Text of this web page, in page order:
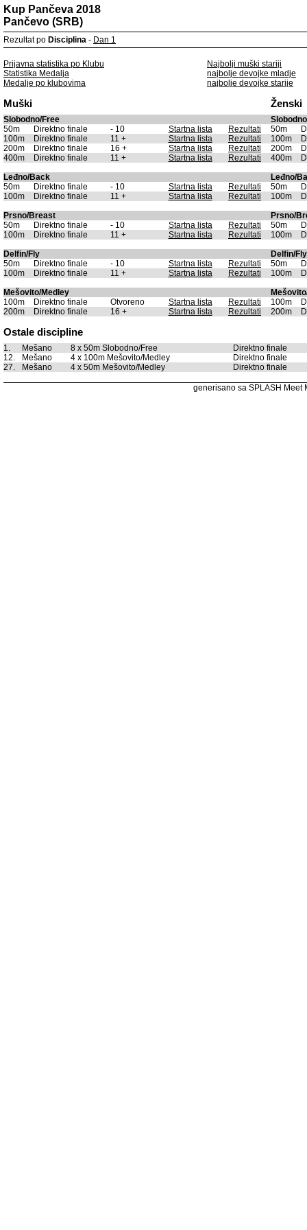
Kup Pančeva 2018
Pančevo (SRB)
Rezultat po Disciplina - Dan 1
Prijavna statistika po Klubu
Najbolji muški stariji
Statistika Medalja
najbolje devojke mladje
Medalje po klubovima
najbolje devojke starije
Muški Ženski
Slobodno/Free
50m
Direktno finale - 10 Startna lista Rezultati 50m
100m
Direktno finale 11 + Startna lista Rezultati 100m
200m
Direktno finale 16 + Startna lista Rezultati 200m
400m
Direktno finale 11 + Startna lista Rezultati 400m
Leđno/Back
Leđno/
50m
Direktno finale - 10 Startna lista Rezultati 50m
100m
Direktno finale 11 + Startna lista Rezultati 100m
Prsno/Breast
Prsno/
50m
Direktno finale - 10 Startna lista Rezultati 50m
100m
Direktno finale 11 + Startna lista Rezultati 100m
Delfin/Fly
Delfin/Fly
50m
Direktno finale - 10 Startna lista Rezultati 50m
100m
Direktno finale 11 + Startna lista Rezultati 100m
Mešovito/Medley
100m
Direktno finale Otvoreno Startna lista Rezultati 100m
200m
Direktno finale 16 + Startna lista Rezultati 200m
Ostale discipline
1. Mešano 8 x 50m Slobodno/Free
Direktno finale
12.
Mešano 4 x 100m Mešovito/Medley
Direktno finale
27.
Mešano 4 x 50m Mešovito/Medley Direktno finale
generisano sa SPLASH Meet